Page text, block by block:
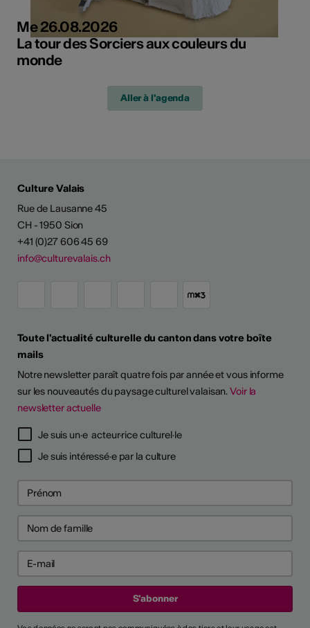
Me 26.08.2026
La tour des Sorciers aux couleurs du
monde
Aller à l'agenda
Culture Valais
Rue de Lausanne 45
CH - 1950 Sion
+41 (0)27 606 45 69
info@culturevalais.ch
Toute l'actualité culturelle du canton dans votre boîte
mails
Notre newsletter paraît quatre fois par année et vous informe
sur les nouveautés du paysage culturel valaisan.Voir la
newsletter actuelle
Je suis un·e acteur·rice culturel·le
Je suis intéressé·e par la culture